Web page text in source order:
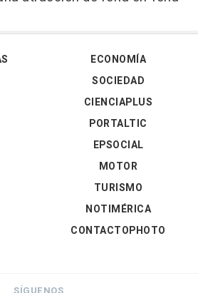
ECONOMÍA
SOCIEDAD
CIENCIAPLUS
PORTALTIC
EPSOCIAL
MOTOR
TURISMO
NOTIMÉRICA
CONTACTOPHOTO